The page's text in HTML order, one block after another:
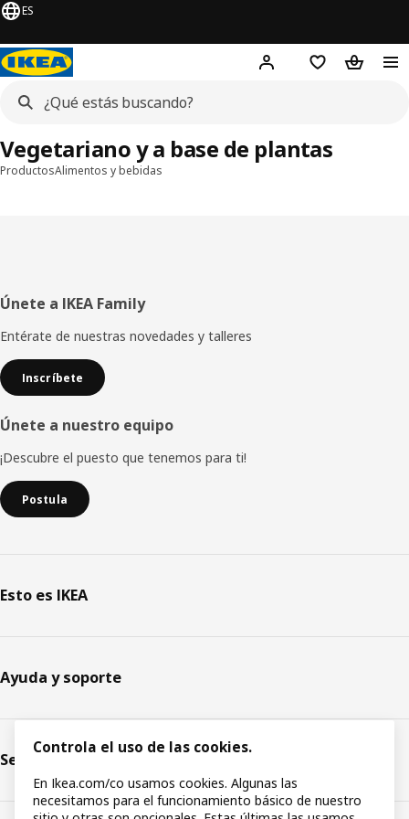
ES
¡Hej! Inicia sesión
Lista deBolsa de
ProductosAlimentos y bebidas
Vegetariano y a base de plantas
Pie
de
página
Únete a IKEA Family
Entérate de nuestras novedades y talleres
Inscríbete
Únete a nuestro equipo
¡Descubre el puesto que tenemos para ti!
Postula
Esto es IKEA
Ayuda y soporte
Servicios
Controla el uso de las cookies.
En Ikea.com/co usamos cookies. Algunas las
necesitamos para el funcionamiento básico de nuestro